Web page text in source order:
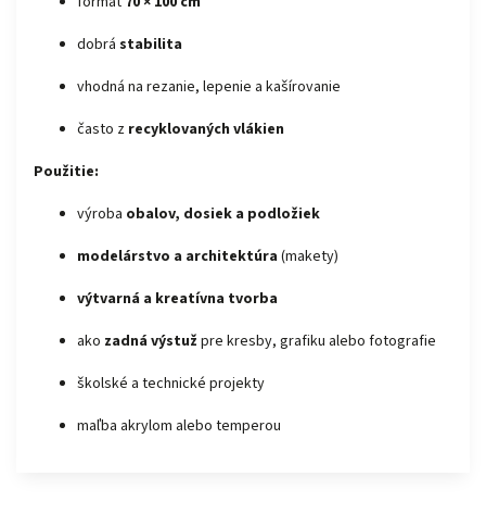
dobrá stabilita
vhodná na rezanie, lepenie a kašírovanie
často z recyklovaných vlákien
Použitie:
výroba obalov, dosiek a podložiek
modelárstvo a architektúra (makety)
výtvarná a kreatívna tvorba
ako zadná výstuž pre kresby, grafiku alebo fotografie
školské a technické projekty
maľba akrylom alebo temperou